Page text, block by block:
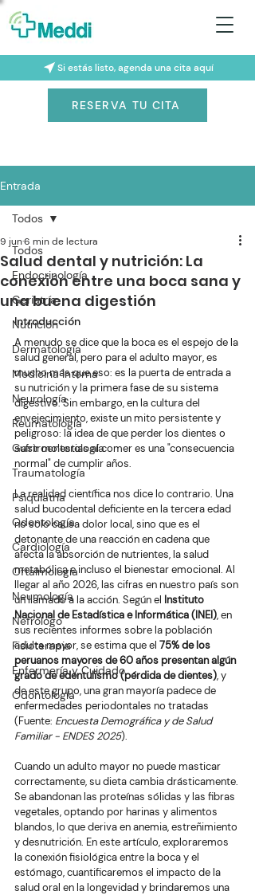
Si estás listo, agenda una cita aquí
RESERVA TU CITA
Entrada
Todos
Endocrinología
Geriatría
Nutrición
Dermatología
Medicina Interna
Neurología
Reumatología
Gastroenterología
Traumatología
Psiquiatría
Odontología
Cardiología
Oftalmología
Neumología
Nefrologo
Fisioterapia
Enfermería y Cuidado
Odontología
Todos
Salud dental y nutrición: La
conexión entre una boca sana y
una buena digestión
9 jun6 min de lectura
Introducción
A menudo se dice que la boca es el espejo de la
salud general, pero para el adulto mayor, es
mucho más que eso: es la puerta de entrada a
su nutrición y la primera fase de su sistema
digestivo. Sin embargo, en la cultura del
envejecimiento, existe un mito persistente y
peligroso: la idea de que perder los dientes o
sufrir molestias al comer es una "consecuencia
normal" de cumplir años.
La realidad científica nos dice lo contrario. Una
salud bucodental deficiente en la tercera edad
no solo causa dolor local, sino que es el
detonante de una reacción en cadena que
afecta la absorción de nutrientes, la salud
metabólica e incluso el bienestar emocional. Al
llegar al año 2026, las cifras en nuestro país son
un llamado a la acción. Según el Instituto
Nacional de Estadística e Informática (INEI), en
sus recientes informes sobre la población
adulta mayor, se estima que el 75% de los
peruanos mayores de 60 años presentan algún
grado de edentulismo (pérdida de dientes), y
de este grupo, una gran mayoría padece de
enfermedades periodontales no tratadas
(Fuente: Encuesta Demográfica y de Salud
Familiar - ENDES 2025).
Cuando un adulto mayor no puede masticar
correctamente, su dieta cambia drásticamente.
Se abandonan las proteínas sólidas y las fibras
vegetales, optando por harinas y alimentos
blandos, lo que deriva en anemia, estreñimiento
y desnutrición. En este artículo, exploraremos
la conexión fisiológica entre la boca y el
estómago, cuantificaremos el impacto de la
salud oral en la longevidad y brindaremos una